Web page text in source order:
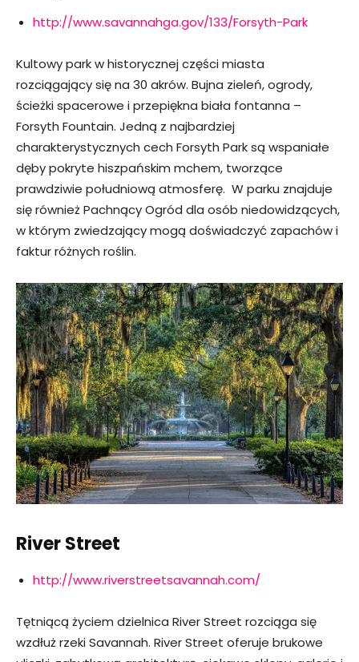
http://www.savannahga.gov/133/Forsyth-Park
Kultowy park w historycznej części miasta
rozciągający się na 30 akrów. Bujna zieleń, ogrody,
ścieżki spacerowe i przepiękna biała fontanna –
Forsyth Fountain. Jedną z najbardziej
charakterystycznych cech Forsyth Park są wspaniałe
dęby pokryte hiszpańskim mchem, tworzące
prawdziwie południową atmosferę. W parku znajduje
się również Pachnący Ogród dla osób niedowidzących,
w którym zwiedzający mogą doświadczyć zapachów i
faktur różnych roślin.
River Street
http://www.riverstreetsavannah.com/
Tętniącą życiem dzielnica River Street rozciąga się
wzdłuż rzeki Savannah. River Street oferuje brukowe